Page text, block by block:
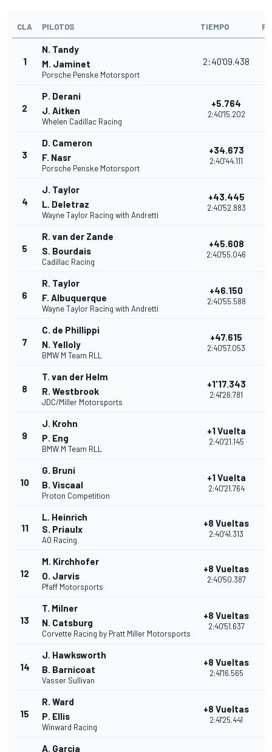
CLA PILOTOS TIEMPO
1
N. Tandy
M. Jaminet
Porsche Penske Motorsport
2:40'09.438
2
P. Derani
J. Aitken
Whelen Cadillac Racing
+5.764
2:40'15.202
3
D. Cameron
F. Nasr
Porsche Penske Motorsport
+34.673
2:40'44.111
4
J. Taylor
L. Deletraz
Wayne Taylor Racing with Andretti
+43.445
2:40'52.883
5
R. van der Zande
S. Bourdais
Cadillac Racing
+45.608
2:40'55.046
6
R. Taylor
F. Albuquerque
Wayne Taylor Racing with Andretti
+46.150
2:40'55.588
7
C. de Phillippi
N. Yelloly
BMW M Team RLL
+47.615
2:40'57.053
8
T. van der Helm
R. Westbrook
JDC/Miller Motorsports
+1'17.343
2:41'26.781
9
J. Krohn
P. Eng
BMW M Team RLL
+1 Vuelta
2:40'21.145
10
G. Bruni
B. Viscaal
Proton Competition
+1 Vuelta
2:40'21.764
11
L. Heinrich
S. Priaulx
AO Racing
+8 Vueltas
2:40'41.313
12
M. Kirchhofer
O. Jarvis
Pfaff Motorsports
+8 Vueltas
2:40'50.387
13
T. Milner
N. Catsburg
Corvette Racing by Pratt Miller Motorsports
+8 Vueltas
2:40'51.637
14
J. Hawksworth
B. Barnicoat
Vasser Sullivan
+8 Vueltas
2:41'16.565
15
R. Ward
P. Ellis
Winward Racing
+8 Vueltas
2:41'25.441
A. Garcia